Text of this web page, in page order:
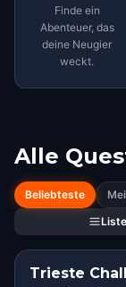
Finde ein
Abenteuer, das
deine Neugier
weckt.
Alle
Beliebteste
Liste
Trieste